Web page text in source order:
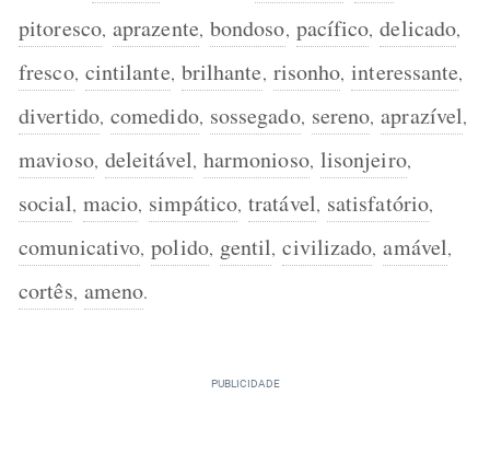
pitoresco, aprazente, bondoso, pacífico, delicado,
fresco, cintilante, brilhante, risonho, interessante,
divertido, comedido, sossegado, sereno, aprazível,
mavioso, deleitável, harmonioso, lisonjeiro,
social, macio, simpático, tratável, satisfatório,
comunicativo, polido, gentil, civilizado, amável,
cortês, ameno.